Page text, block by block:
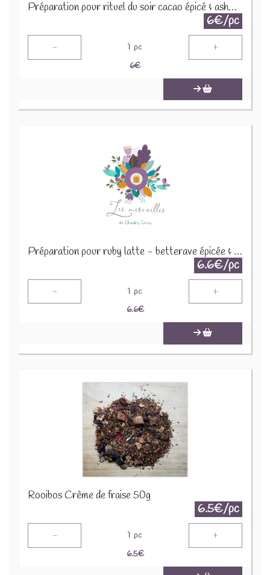
Préparation pour rituel du soir cacao épicé & ashwaganda 30g
6€/pc
- 1 pc +
6€
Préparation pour ruby latte - betterave épicée & vanille 30g
6.6€/pc
- 1 pc +
6.6€
Rooibos Crème de fraise 50g
6.5€/pc
- 1 pc +
6.5€